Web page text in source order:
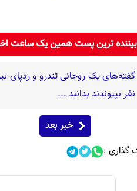
ترین پست همین یک ساعت
نفر بپیوندند بدانند ...
خبر بعد
گذاری :